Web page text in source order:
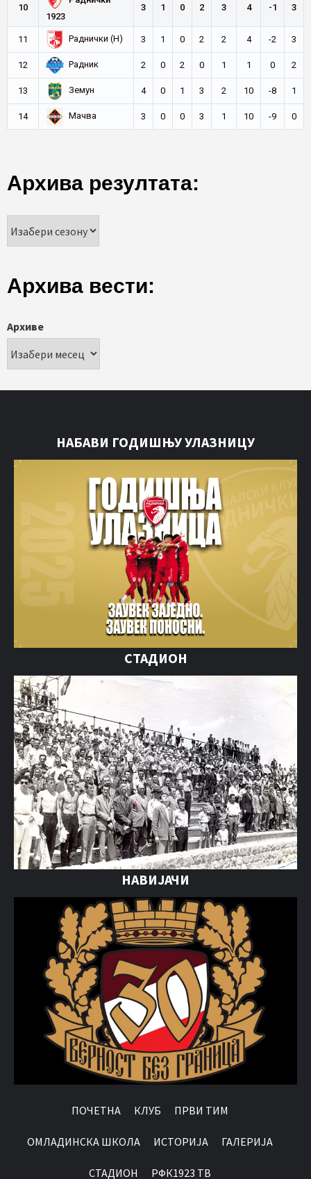
10
1923
3 1 0 2 3 4 -1 3
11 Раднички (Н) 3 1 0 2 2 4 -2 3
12 Радник 2 0 2 0 1 1 0 2
13 Земун 4 0 1 3 2 10 -8 1
14 Мачва 3 0 0 3 1 10 -9 0
Архива резултата:
Архива вести:
Архиве
НАБАВИ ГОДИШЊУ УЛАЗНИЦУ
СТАДИОН
НАВИЈАЧИ
ПОЧЕТНА КЛУБ ПРВИ ТИМ
OМЛАДИНСКА ШКОЛА ИСТОРИЈА ГАЛЕРИЈА
СТАДИОН РФК1923 ТВ